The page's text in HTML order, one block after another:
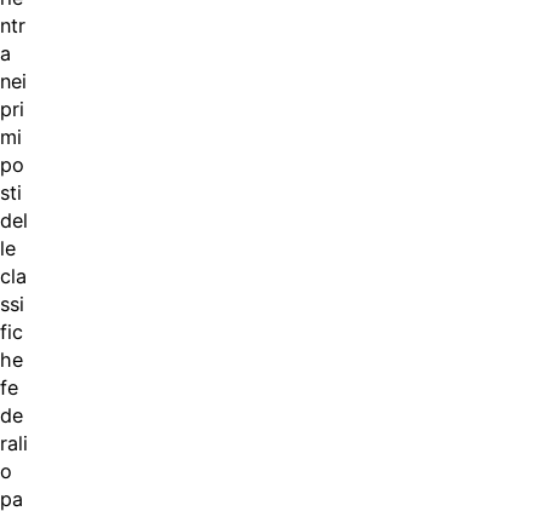
ntr
a
nei
pri
mi
po
sti
del
le
cla
ssi
fic
he
fe
de
rali
o
pa